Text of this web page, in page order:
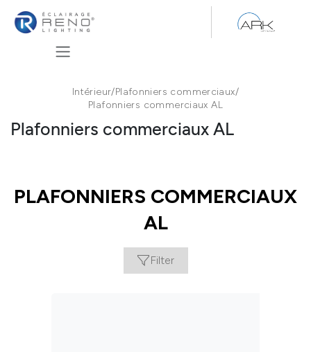
Intérieur/Plafonniers commerciaux/
Plafonniers commerciaux AL
Plafonniers commerciaux AL
PLAFONNIERS COMMERCIAUX
AL
Filter